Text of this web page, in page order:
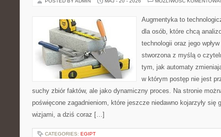
Augmentyka to
dla osób, które chcą
technologii oraz jego
stworzona z myślą o
tym, jak automaty
w którym postęp nie jest
suchy zbiór faktów, ale jako dynamiczny proces. Na stronie
poświęcone zagadnieniom, które jeszcze niedawno kojarzyły się
wizjami, a dziś coraz […]
CATEGORIES: EGIPT